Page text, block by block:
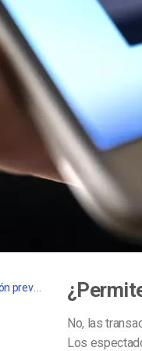
Privacidad y Seguridad
Aprendizaje en Línea
¿Permite el sistema de pago la autorización previa?
No, las
Los